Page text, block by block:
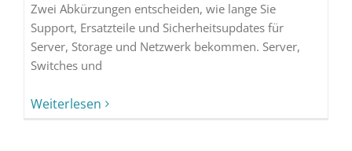
Zwei Abkürzungen entscheiden, wie lange Sie
Support, Ersatzteile und Sicherheitsupdates für
Server, Storage und Netzwerk bekommen. Server,
Switches und
Weiterlesen